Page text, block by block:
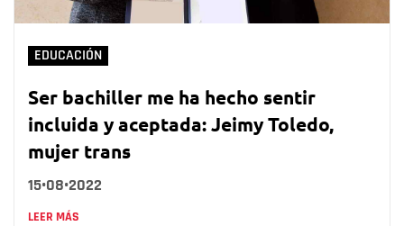
EDUCACIÓN
Ser bachiller me ha hecho sentir
incluida y aceptada: Jeimy Toledo,
mujer trans
15•08•2022
LEER MÁS